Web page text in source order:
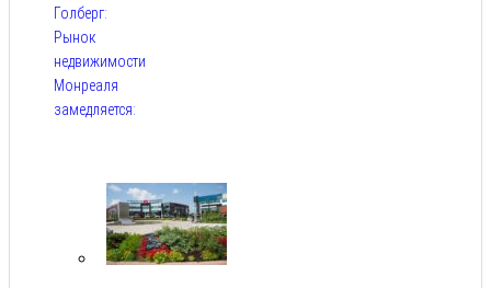
Голберг:
Рынок
недвижимости
Монреаля
замедляется: